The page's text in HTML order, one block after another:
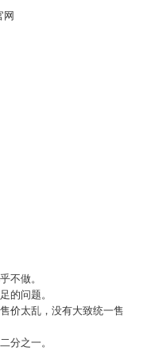
不做。
的问题。
价太乱，没有大致统一售
分之一。